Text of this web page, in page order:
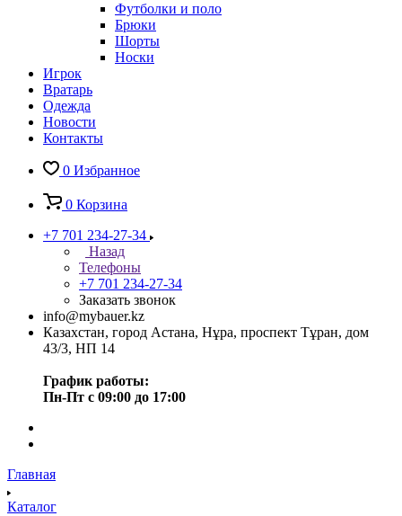
Футболки и поло
Брюки
Шорты
Носки
Игрок
Вратарь
Одежда
Новости
Контакты
0 Избранное
0 Корзина
+7 701 234-27-34
Назад
Телефоны
+7 701 234-27-34
Заказать звонок
info@mybauer.kz
Казахстан, город Астана, Нұра, проспект Тұран, дом
43/3, НП 14
График работы:
Пн-Пт с 09:00 до 17:00
Главная
Каталог